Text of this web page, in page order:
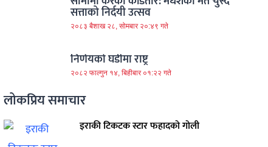
सत्ताको निर्दयी उत्सव
२०८३ बैशाख २८, सोमबार २०:४९ गते
निर्णयको घडीमा राष्ट्र
२०८२ फाल्गुन १४, बिहीबार ०१:२२ गते
लोकप्रिय समाचार
इराकी टिकटक स्टार फहादको गोली